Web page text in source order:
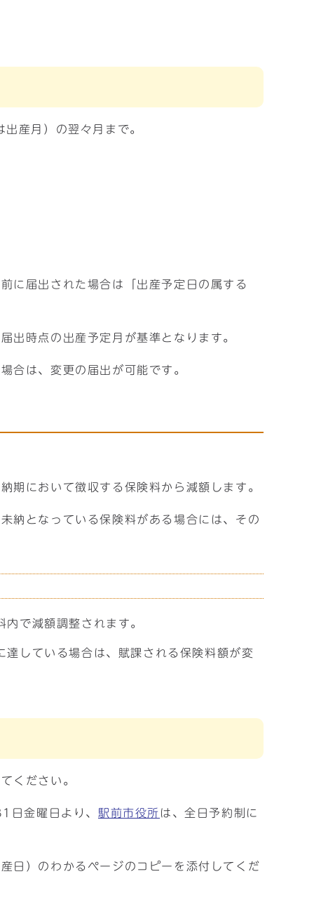
産月）の翌々月まで。
に届出された場合は「出産予定日の属する
出時点の出産予定月が基準となります。
合は、変更の届出が可能です。
期において徴収する保険料から減額します。
納となっている保険料がある場合には、その
で減額調整されます。
している場合は、賦課される保険料額が変
ください。
日金曜日より、 駅前市役所 は、全日予約制に
日）のわかるページのコピーを添付してくだ